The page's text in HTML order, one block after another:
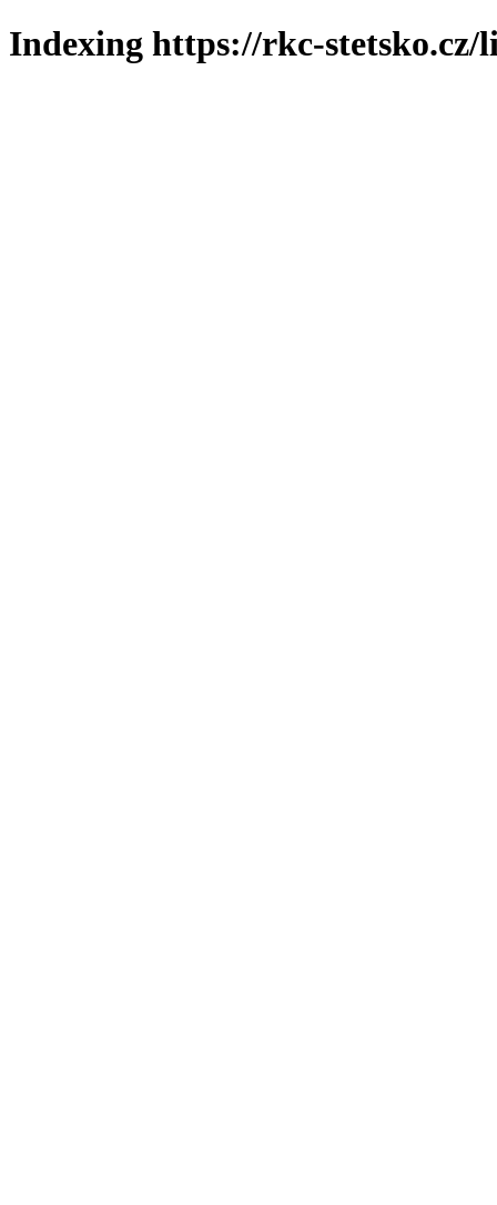
Indexing https://rkc-stetsko.cz/